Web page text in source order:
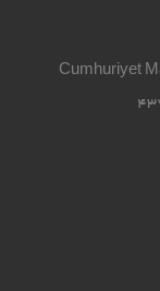
Cumhuriyet